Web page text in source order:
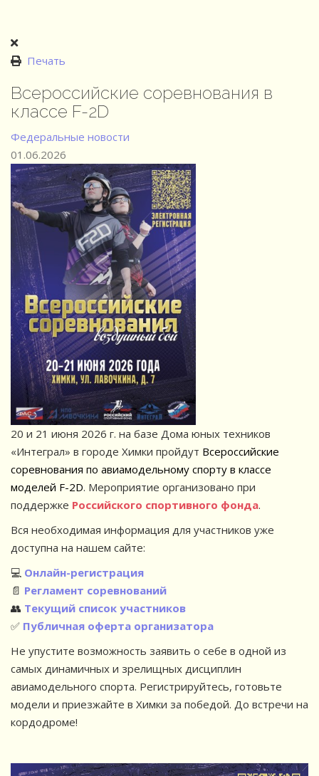
Печать
Всероссийские соревнования в
классе F-2D
Федеральные новости
01.06.2026
20 и 21 июня 2026 г. на базе Дома юных техников
«Интеграл» в городе Химки пройдут Всероссийские
соревнования по авиамодельному спорту в классе
моделей F-2D. Мероприятие организовано при
поддержке Российского спортивного фонда.
Вся необходимая информация для участников уже
доступна на нашем сайте:
💻 Онлайн-регистрация
📄 Регламент соревнований
👥 Текущий список участников
✅ Публичная оферта организатора
Не упустите возможность заявить о себе в одной из
самых динамичных и зрелищных дисциплин
авиамодельного спорта. Регистрируйтесь, готовьте
модели и приезжайте в Химки за победой. До встречи на
кордодроме!